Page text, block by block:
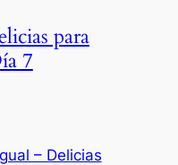
para
7
– Delicias